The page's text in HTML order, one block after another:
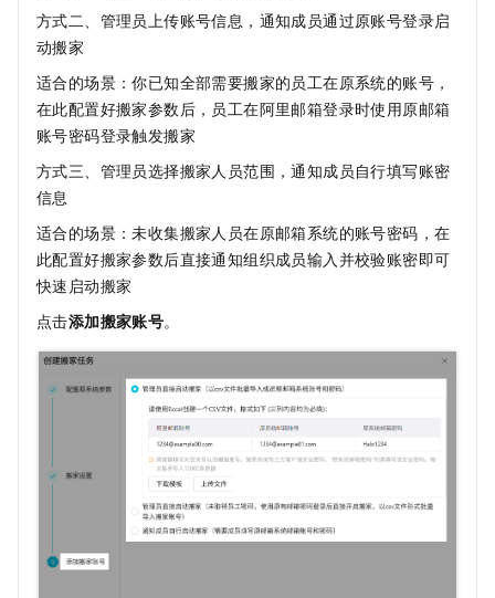
方式二、管理员上传账号信息，通知成员通过原账号登录启
动搬家
适合的场景：你已知全部需要搬家的员工在原系统的账号，
在此配置好搬家参数后，员工在阿里邮箱登录时使用原邮箱
账号密码登录触发搬家
方式三、管理员选择搬家人员范围，通知成员自行填写账密
信息
适合的场景：未收集搬家人员在原邮箱系统的账号密码，在
此配置好搬家参数后直接通知组织成员输入并校验账密即可
快速启动搬家
点击添加搬家账号。